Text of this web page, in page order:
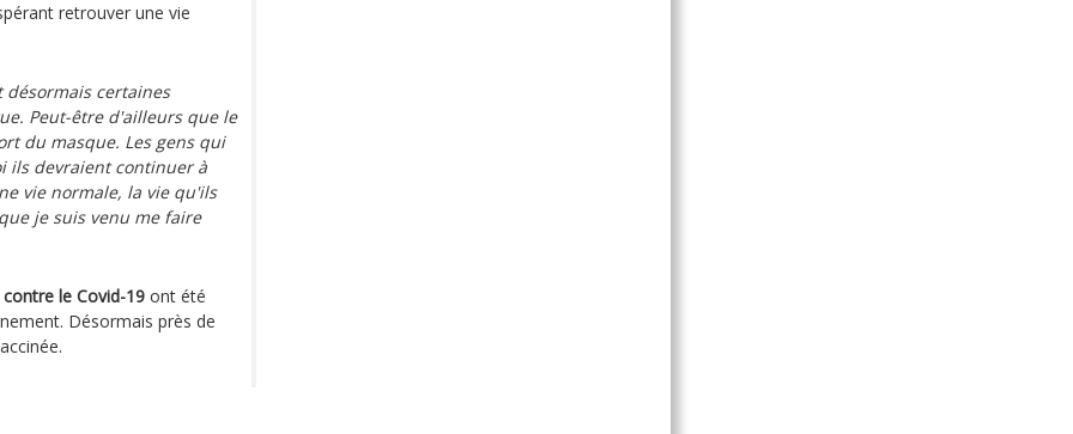
retrouver une vie
désormais certaines
Peut-être d'ailleurs que le
du masque. Les gens qui
ils devraient continuer à
vie normale, la vie qu'ils
je suis venu me faire
le Covid-19 ont été
Désormais près de